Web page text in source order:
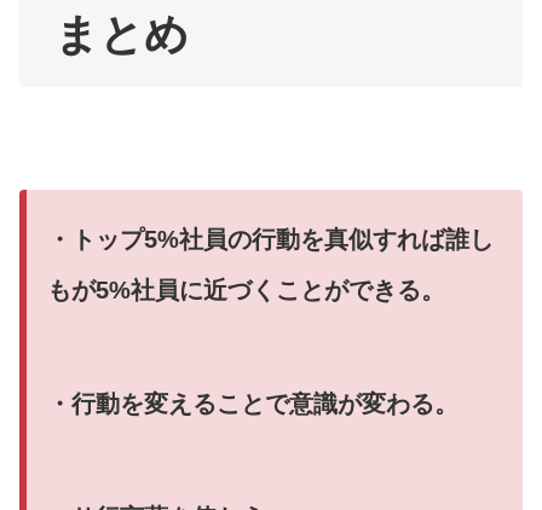
まとめ
・トップ5%社員の行動を真似すれば誰し
もが5%社員に近づくことができる。
・行動を変えることで意識が変わる。